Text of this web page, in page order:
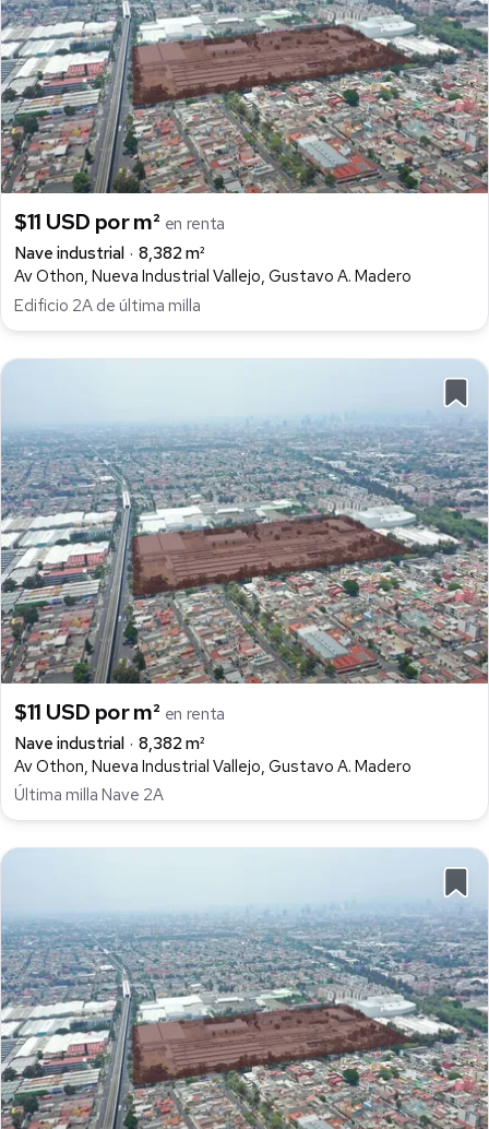
$11 USD por m² en renta
Nave industrial
8,382 m²
Av Othon, Nueva Industrial Vallejo, Gustavo A. Madero
Edificio 2A de última milla
$11 USD por m² en renta
Nave industrial
8,382 m²
Av Othon, Nueva Industrial Vallejo, Gustavo A. Madero
Última milla Nave 2A